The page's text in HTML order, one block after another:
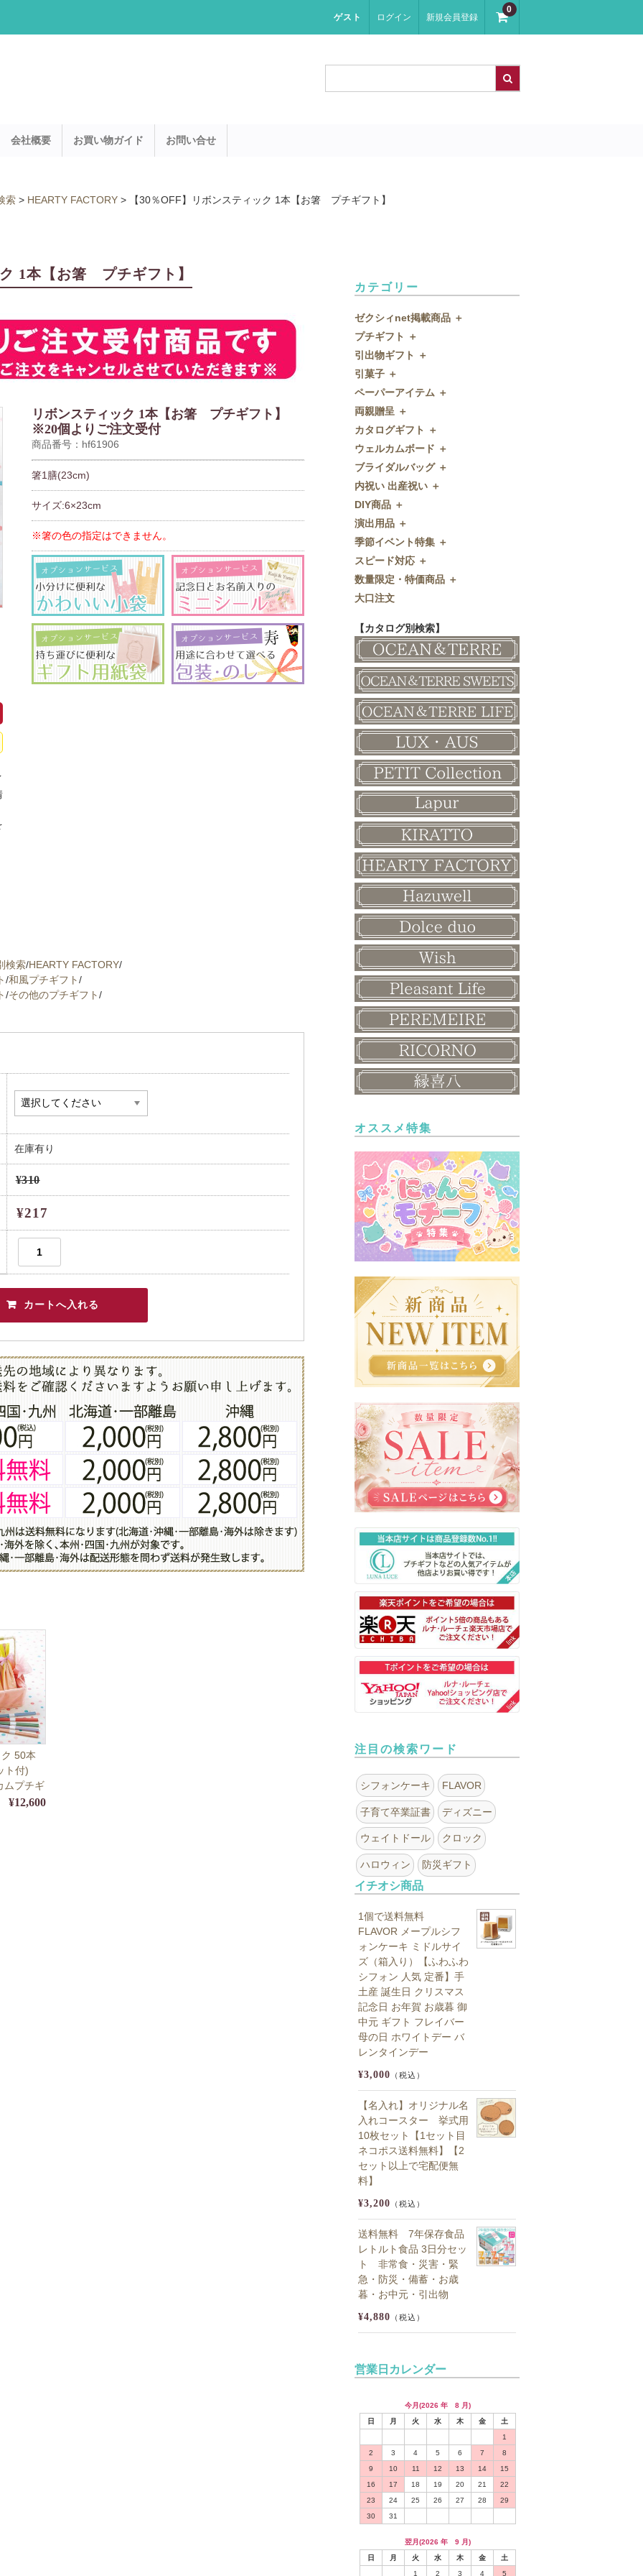
ゲスト ログイン 新規会員登録
0
会社概要 お買い物ガイド お問い合せ
索 > HEARTY FACTORY > 【30％OFF】リボンスティック 1本【お箸 プチギフト】
1本【お箸 プチギフト】
リボンスティック 1本【お箸 プチギフト】
※20個よりご注文受付
商品番号：hf61906
箸1膳(23cm)
サイズ:6×23cm
※箸の色の指定はできません。
検索/HEARTY FACTORY/
/和風プチギフト/
/その他のプチギフト/
在庫有り
¥310
¥217
50本
ト付)
ムプチギ
¥12,600
カテゴリー
ゼクシィnet掲載商品 ＋
ゼクシィnet掲載商品
プチギフト ＋
プチギフト
ウェルカムプチギフト
アメニティ
キャンディー・金平糖
クッキー
スプーン
チョコレート
ディズニー
ドラジェ
プチタオル
席札立て
耳かき＆ぺん
紅茶＆コーヒー
和風プチギフト
その他
引出物ギフト ＋
引出物ギフト
グラス
タオル・石鹸・名披露目
ディズニーギフト
今治タオル
引出物セット
和食器
名入れ贈呈品
特選ギフト
珈琲・紅茶
鰹節・フード
引菓子 ＋
引菓子
バウムクーヘン
洋菓子
和菓子
FLAVOR
ペーパーアイテム ＋
ペーパーアイテム
招待状
席次表
席札
付箋・メッセージカード
印刷代行
ディズニーシリーズ
両親贈呈 ＋
両親贈呈
ディズニーウェイトドール
ウェイトベア
子育て卒業証書
クロックギフト
カタログギフト ＋
カタログギフト
OCEAN&TERRE GOURMET
SHIKISAI ONE
Grace
ウェルカムボード ＋
ウェルカムボード
カラーステンドグラス調
ガラス
フラワータイプ
ペンダントクロック
ミラー
メッセージパズル
似顔絵
和風ボード
ブライダルバッグ ＋
ブライダルバッグ
内祝い 出産祝い ＋
内祝い 出産祝い
DIY商品 ＋
DIY商品
演出用品 ＋
演出用品
リングピロー
ブーケプルズ
結婚証明書
その他
季節イベント特集 ＋
季節イベント特集
サクラ
クローバー
クリスマス
バレンタイン
ホワイトデー
母の日
父の日
敬老の日
スピード対応 ＋
スピード対応
即日お急ぎ発送
数量限定・特価商品 ＋
数量限定・特価商品
大口注文
【カタログ別検索】
オススメ特集
注目の検索ワード
シフォンケーキ FLAVOR
子育て卒業証書 ディズニー
ウェイトドール クロック
ハロウィン 防災ギフト
イチオシ商品
1個で送料無料
FLAVOR メープルシフ
ォンケーキ ミドルサイ
ズ（箱入り）【ふわふわ
シフォン 人気 定番】手
土産 誕生日 クリスマス
記念日 お年賀 お歳暮 御
中元 ギフト フレイバー
母の日 ホワイトデー バ
レンタインデー
¥3,000 （税込）
【名入れ】オリジナル名
入れコースター 挙式用
10枚セット【1セット目
ネコポス送料無料】【2
セット以上で宅配便無
料】
¥3,200 （税込）
送料無料 7年保存食品
レトルト食品 3日分セッ
ト 非常食・災害・緊
急・防災・備蓄・お歳
暮・お中元・引出物
¥4,880 （税込）
営業日カレンダー
今月(2026 年 8 月)
日
月 火 水 木 金
土
1
2
3 4 5 6 7
8
9
10 11 12 13 14
15
16
17 18 19 20 21
22
23
24 25 26 27 28
29
30
31
翌月(2026 年 9 月)
日
月 火 水 木 金
土
1
2 3 4 5